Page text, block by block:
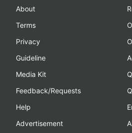
About
Terms
Privacy
Guideline
Media Kit
Feedback/Requests
Help
Advertisement